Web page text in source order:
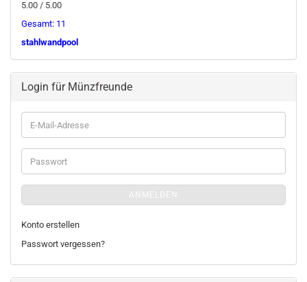
5.00 / 5.00
Gesamt: 11
stahlwandpool
Login für Münzfreunde
E-
Mail-
Adresse
Passwort
ANMELDEN
Konto erstellen
Passwort vergessen?